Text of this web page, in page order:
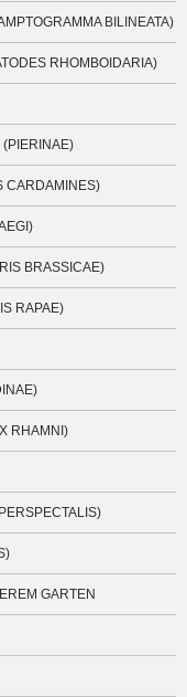
BILINEATA)
RHOMBOIDARIA)
CARDAMINES)
BRASSICAE)
RAPAE)
RHAMNI)
GARTEN